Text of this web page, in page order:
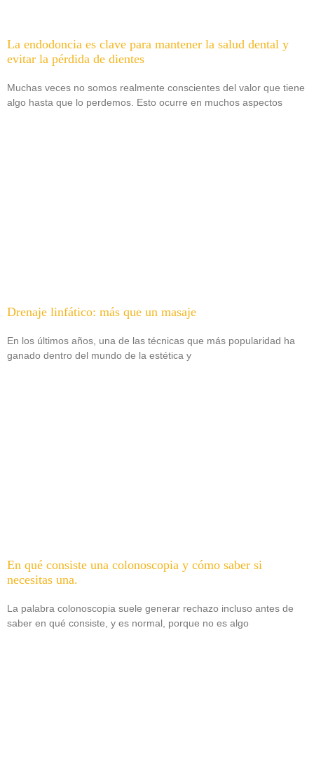
La endodoncia es clave para mantener la salud dental y
evitar la pérdida de dientes
Muchas veces no somos realmente conscientes del valor que tiene
algo hasta que lo perdemos. Esto ocurre en muchos aspectos
Drenaje linfático: más que un masaje
En los últimos años, una de las técnicas que más popularidad ha
ganado dentro del mundo de la estética y
En qué consiste una colonoscopia y cómo saber si
necesitas una.
La palabra colonoscopia suele generar rechazo incluso antes de
saber en qué consiste, y es normal, porque no es algo